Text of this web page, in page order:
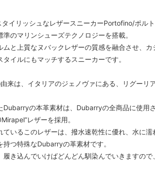
イリッシュなレザースニーカーPortofino/ポル
のマリンシューズテクノロジーを搭載。
ムと上質なヌバックレザーの質感を融合させ、
イルにもマッチするスニーカーです。
来は、イタリアのジェノヴァにある、リグーリ
Dubarryの本革素材は、Dubarryの全商品に使用
レザーを採用。
いるこのレザーは、撥水速乾性に優れ、水に
つ特殊なDubarryの革素材です。
き込んでいけばどんどん馴染んでいきますの